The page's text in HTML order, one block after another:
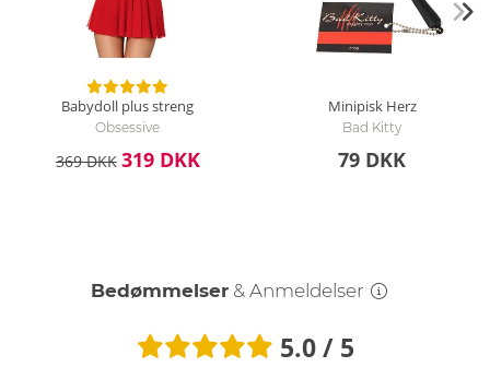
Babydoll plus streng
Obsessive
369 DKK 319 DKK
Minipisk Herz
Bad Kitty
79 DKK
Bedømmelser & Anmeldelser
5.0 / 5